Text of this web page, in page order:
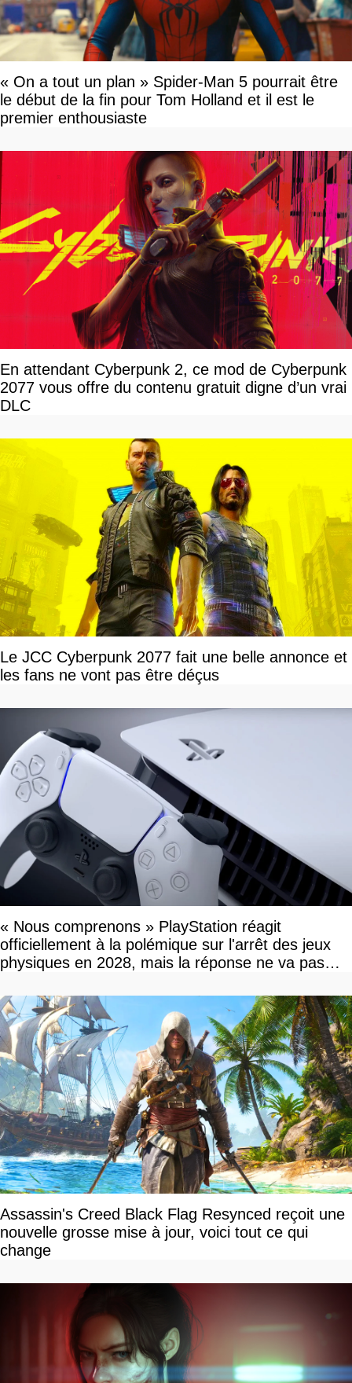
« On a tout un plan » Spider-Man 5 pourrait être
le début de la fin pour Tom Holland et il est le
premier enthousiaste
En attendant Cyberpunk 2, ce mod de Cyberpunk
2077 vous offre du contenu gratuit digne d’un vrai
DLC
Le JCC Cyberpunk 2077 fait une belle annonce et
les fans ne vont pas être déçus
« Nous comprenons » PlayStation réagit
officiellement à la polémique sur l'arrêt des jeux
physiques en 2028, mais la réponse ne va pas
Assassin's Creed Black Flag Resynced reçoit une
nouvelle grosse mise à jour, voici tout ce qui
change